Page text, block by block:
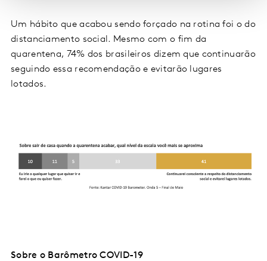
Um hábito que acabou sendo forçado na rotina foi o do
distanciamento social. Mesmo com o fim da
quarentena, 74% dos brasileiros dizem que continuarão
seguindo essa recomendação e evitarão lugares
lotados.
Sobre o Barômetro COVID-19